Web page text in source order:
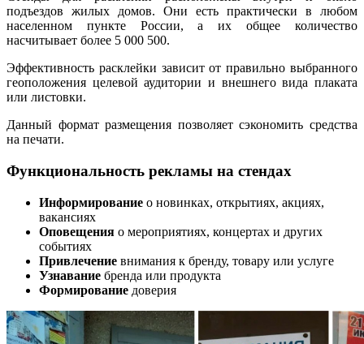
подъездов жилых домов. Они есть практически в любом
населенном пункте России, а их общее количество
насчитывает более 5 000 500.
Эффективность расклейки зависит от правильно выбранного
геоположения целевой аудитории и внешнего вида плаката
или листовки.
Данный формат размещения позволяет сэкономить средства
на печати.
Функциональность рекламы на стендах
Информирование о новинках, открытиях, акциях,
вакансиях
Оповещения о мероприятиях, концертах и других
событиях
Привлечение внимания к бренду, товару или услуге
Узнавание бренда или продукта
Формирование доверия